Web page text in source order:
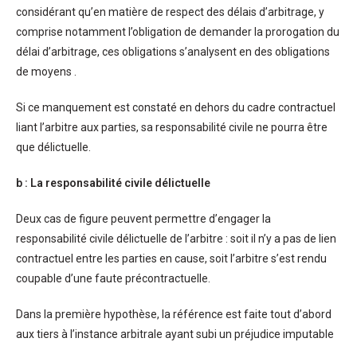
considérant qu’en matière de respect des délais d’arbitrage, y
comprise notamment l’obligation de demander la prorogation du
délai d’arbitrage, ces obligations s’analysent en des obligations
de moyens .
Si ce manquement est constaté en dehors du cadre contractuel
liant l’arbitre aux parties, sa responsabilité civile ne pourra être
que délictuelle.
b : La responsabilité civile délictuelle
Deux cas de figure peuvent permettre d’engager la
responsabilité civile délictuelle de l’arbitre : soit il n’y a pas de lien
contractuel entre les parties en cause, soit l’arbitre s’est rendu
coupable d’une faute précontractuelle.
Dans la première hypothèse, la référence est faite tout d’abord
aux tiers à l’instance arbitrale ayant subi un préjudice imputable